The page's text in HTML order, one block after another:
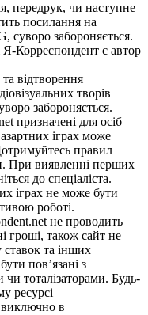
передрук, чи наступне
посилання на
суворо забороняється.
Я-Корреспондент є автор
відтворення
творів
забороняється.
призначені для осіб
іграх може
правил
При виявленні перших
до спеціаліста.
іграх не може бути
роботі.
не проводить
гроші, також сайт не
ставок та інших
пов’язані з
тоталізаторами. Будь-
ресурсі
виключно в